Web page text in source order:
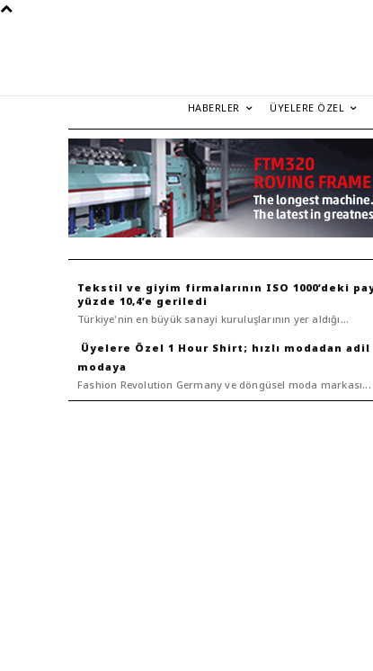
HABERLER ÜYELERE ÖZEL
Tekstil ve giyim firmalarının ISO 1000’deki
yüzde 10,4’e geriledi
Türkiye'nin en büyük sanayi kuruluşlarının yer aldığı...
1 Hour Shirt; hızlı modadan adil
modaya
Fashion Revolution Germany ve döngüsel moda markası...